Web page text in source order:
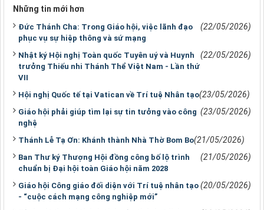
Những tin mới hơn
Đức Thánh Cha: Trong Giáo hội, việc lãnh đạo
phục vụ sự hiệp thông và sứ mạng
(22/05/2026)
Nhật ký Hội nghị Toàn quốc Tuyên uý và Huynh
trưởng Thiếu nhi Thánh Thể Việt Nam - Lần thứ
VII
(22/05/2026)
Hội nghị Quốc tế tại Vatican về Trí tuệ Nhân tạo(23/05/2026)
Giáo hội phải giúp tìm lại sự tin tưởng vào công
nghệ
(23/05/2026)
Thánh Lễ Tạ Ơn: Khánh thành Nhà Thờ Bom Bo(21/05/2026)
Ban Thư ký Thượng Hội đồng công bố lộ trình
chuẩn bị Đại hội toàn Giáo hội năm 2028
(21/05/2026)
Giáo hội Công giáo đối diện với Trí tuệ nhân tạo
- “cuộc cách mạng công nghiệp mới”
(20/05/2026)